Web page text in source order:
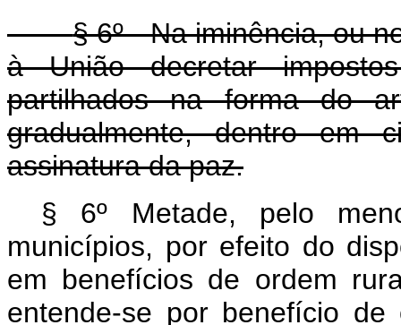
§ 6º - Na iminência, ou
à União decretar
partilhados na forma do
gradualmente, dentro em
assinatura da paz.
§ 6º Metade, pelo
municípios, por efeito do
em benefícios de ordem
entende-se por benefício